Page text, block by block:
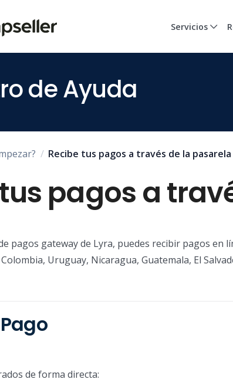
Servicios
de Ayuda
Recibe tus pagos a través de la pasarela
pagos a
pagos gateway de Lyra, puedes recibir pagos en
Uruguay, Nicaragua, Guatemala, El
de forma directa: